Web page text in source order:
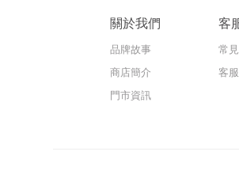
關於我們
品牌故事
商店簡介
門市資訊
客
常
客